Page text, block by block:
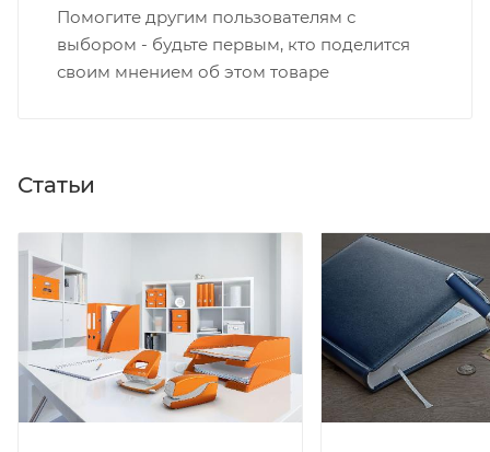
Помогите другим пользователям с
выбором - будьте первым, кто поделится
своим мнением об этом товаре
Статьи